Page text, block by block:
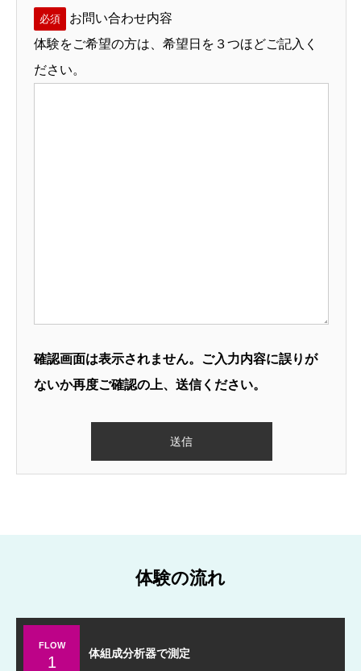
必須
お問い合わせ内容
体験をご希望の方は、希望日を３つほどご記入く
ださい。
確認画面は表示されません。ご入力内容に誤りが
ないか再度ご確認の上、送信ください。
体験の流れ
FLOW
1 体組成分析器で測定